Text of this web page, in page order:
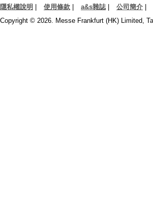
隱私權說明 使用條款 a&s雜誌| 公司簡介
Copyright © 2026. Messe Frankfurt (HK) Limited,